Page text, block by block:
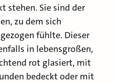
stehen. Sie sind der
zu dem sich
fühlte. Dieser
in lebensgroßen,
rot glasiert, mit
bedeckt oder mit